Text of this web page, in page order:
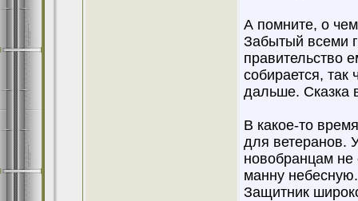
А помните, о
Забытый всеми
правительство
собирается, так
дальше. Сказка
В какое-то
для ветеранов.
новобранцам не
манну
Защитник